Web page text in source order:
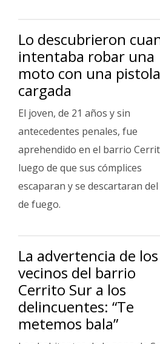
Lo descubrieron
intentaba robar una
moto con una pistola
cargada
El joven, de 21 años y sin
antecedentes penales, fue
aprehendido en el barrio
luego de que sus cómplices
escaparan y se descartaran
de fuego.
La advertencia de los
vecinos del barrio
Cerrito Sur a los
delincuentes: “Te
metemos bala”